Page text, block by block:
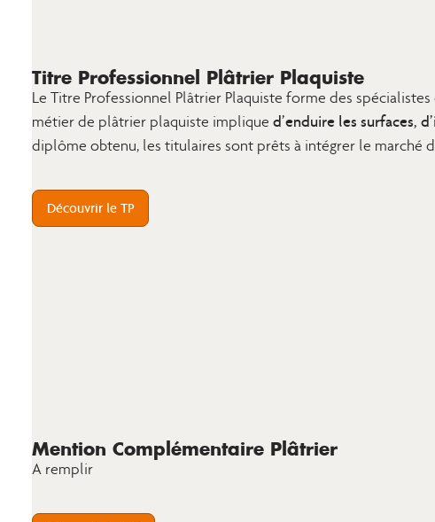
Titre Professionnel Plâtrier Plaquiste
Le Titre Professionnel Plâtrier Plaquiste forme des
métier de plâtrier plaquiste implique d’enduire les surfaces,
diplôme obtenu, les titulaires sont prêts à intégrer le marché
Découvrir le TP
Mention Complémentaire Plâtrier
A remplir